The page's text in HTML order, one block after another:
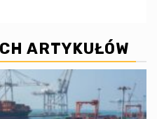
ARTYKUŁÓW